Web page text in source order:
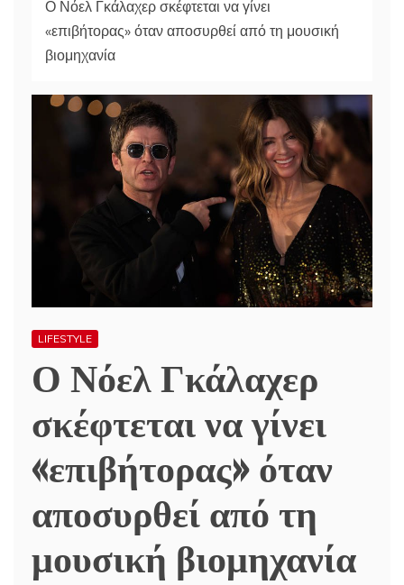
Ο Νόελ Γκάλαχερ σκέφτεται να γίνει
«επιβήτορας» όταν αποσυρθεί από τη μουσική
βιομηχανία
LIFESTYLE
Ο Νόελ Γκάλαχερ
σκέφτεται να γίνει
«επιβήτορας» όταν
αποσυρθεί από τη
μουσική βιομηχανία